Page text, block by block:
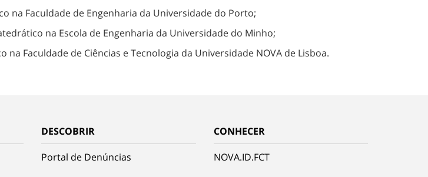
na Faculdade de Engenharia da Universidade do Porto;
na Escola de Engenharia da Universidade do Minho;
Faculdade de Ciências e Tecnologia da Universidade NOVA de Lisboa.
DESCOBRIR
Portal de Denúncias
CONHECER
NOVA.ID.FCT